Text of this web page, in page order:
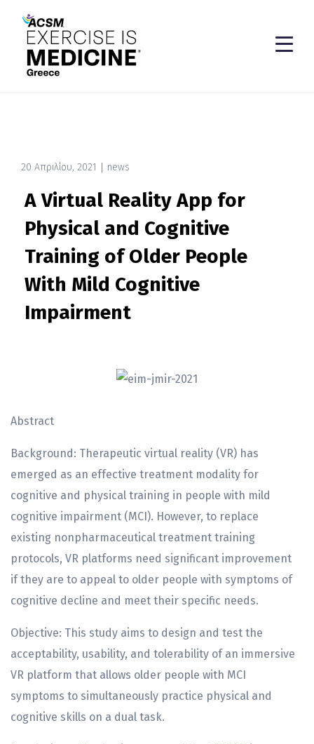
20 Απριλίου, 2021 news
Α Virtual Reality App for
Physical and Cognitive
Training of Older People
With Mild Cognitive
Impairment
Abstract
Background: Therapeutic virtual reality (VR) has
emerged as an effective treatment modality for
cognitive and physical training in people with mild
cognitive impairment (MCI). However, to replace
existing nonpharmaceutical treatment training
protocols, VR platforms need significant improvement
if they are to appeal to older people with symptoms of
cognitive decline and meet their specific needs.
Objective: This study aims to design and test the
acceptability, usability, and tolerability of an immersive
VR platform that allows older people with MCI
symptoms to simultaneously practice physical and
cognitive skills on a dual task.